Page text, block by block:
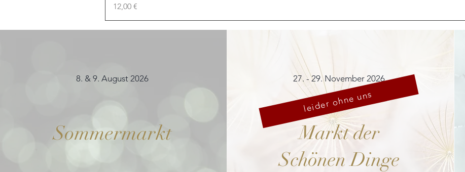
Preis
12,00 €
8. & 9. August 2026
Sommermarkt
27. - 29. November 2026
Markt der
Schönen Dinge
leider ohne uns